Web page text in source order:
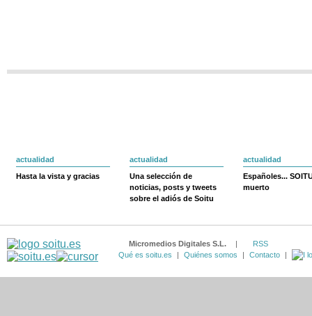
actualidad
Hasta la vista y gracias
actualidad
Una selección de
noticias, posts y tweets
sobre el adiós de Soitu
actualidad
Españoles...
muerto
Micromedios Digitales S.L. |
RSS
Qué es soitu.es
| Quiénes somos | Contacto |